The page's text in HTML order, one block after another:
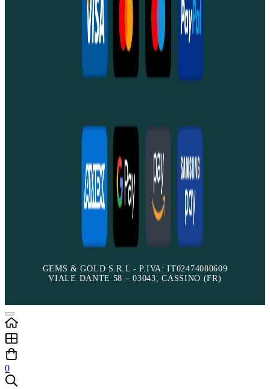
GEMS & GOLD S.R.L - P.IVA: IT02474080609
VIALE DANTE 58 – 03043, CASSINO (FR)
0